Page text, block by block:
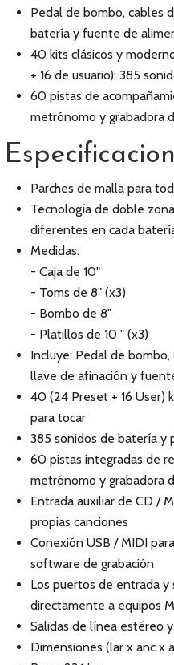
Pedal de bombo, cables
batería y fuente de
40 kits clásicos y
+ 16 de usuario): 385
60 pistas de
metrónomo y grabadora
Parches de malla para
Tecnología de doble
diferentes en cada
Medidas:
- Caja de 10"
- Toms de 8" (x3)
- Bombo de 8"
- Platillos de 10 " (x3)
Incluye: Pedal de
llave de afinación y
40 (24 Preset + 16 User)
para tocar
385 sonidos de batería y
60 pistas integradas de
metrónomo y grabadora
Entrada auxiliar de CD /
propias canciones
Conexión USB / MIDI
software de grabación
Los puertos de entrada y
directamente a equipos
Salidas de línea estéreo
Dimensiones (lar x anc x